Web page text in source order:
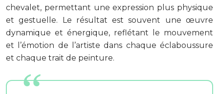
chevalet, permettant une expression plus physique
et gestuelle. Le résultat est souvent une œuvre
dynamique et énergique, reflétant le mouvement
et l’émotion de l’artiste dans chaque éclaboussure
et chaque trait de peinture.